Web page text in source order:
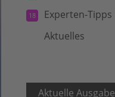
18 Experten-Tipps
Aktuelles
Aktuelle Ausgabe